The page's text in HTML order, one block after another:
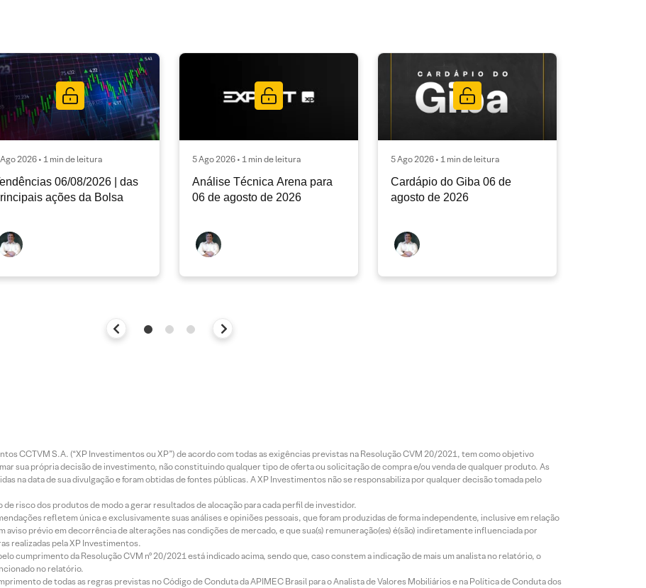
2026 • 1 min de leitura
06/08/2026 | das
ações da Bolsa
5 Ago 2026 • 1 min de leitura
Análise Técnica Arena para
06 de agosto de 2026
5 Ago 2026 • 1 min de leitura
Cardápio do Giba 06 de
agosto de 2026
CCTVM S.A. (“XP Investimentos ou XP”) de acordo com todas as exigências previstas na Resolução CVM 20/2021, tem como objetivo
sua própria decisão de investimento, não constituindo qualquer tipo de oferta ou solicitação de compra e/ou venda de qualquer produto. As
na data de sua divulgação e foram obtidas de fontes públicas. A XP Investimentos não se responsabiliza por qualquer decisão tomada pelo
risco dos produtos de modo a gerar resultados de alocação para cada perfil de investidor.
refletem única e exclusivamente suas análises e opiniões pessoais, que foram produzidas de forma independente, inclusive em relação
aviso prévio em decorrência de alterações nas condições de mercado, e que sua(s) remuneração(es) é(são) indiretamente influenciada por
realizadas pela XP Investimentos.
cumprimento da Resolução CVM nº 20/2021 está indicado acima, sendo que, caso constem a indicação de mais um analista no relatório, o
no relatório.
de todas as regras previstas no Código de Conduta da APIMEC Brasil para o Analista de Valores Mobiliários e na Política de Conduta dos